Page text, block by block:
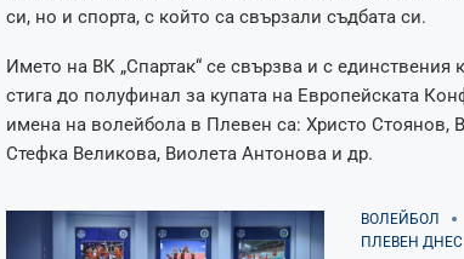
си, но и спорта, с който са свързали съдбата си.
Името на ВК „Спартак“ се свързва и с единствения
стига до полуфинал за купата на Европейската
имена на волейбола в Плевен са: Христо Стоянов,
Стефка Великова, Виолета Антонова и др.
ВОЛЕЙБОЛ
ПЛЕВЕН ДНЕС